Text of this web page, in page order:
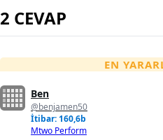
2 CEVAP
EN
Ben
@benjamen50
İtibar: 160,6b
Mtwo Perform